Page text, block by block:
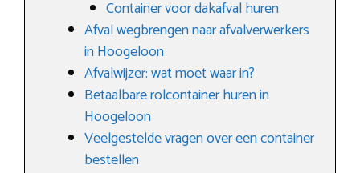
Container voor dakafval huren
Afval wegbrengen naar afvalverwerkers
in Hoogeloon
Afvalwijzer: wat moet waar in?
Betaalbare rolcontainer huren in
Hoogeloon
Veelgestelde vragen over een container
bestellen